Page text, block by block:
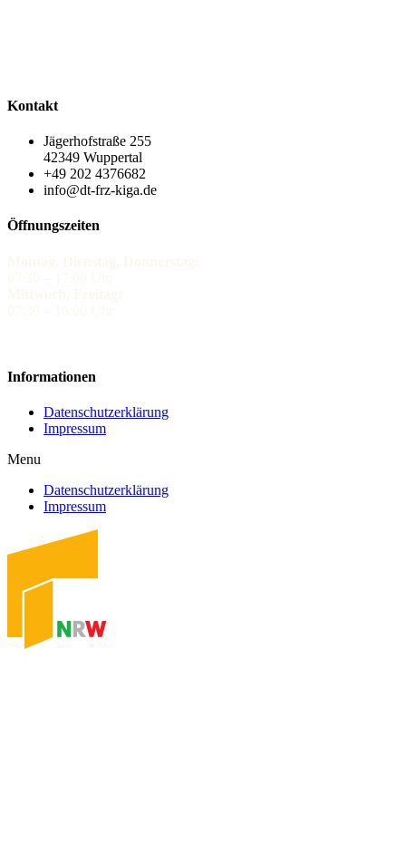
Kontakt
Jägerhofstraße 255
42349 Wuppertal
+49 202 4376682
info@dt-frz-kiga.de
Öffnungszeiten
Informationen
Datenschutzerklärung
Impressum
Menu
Datenschutzerklärung
Impressum